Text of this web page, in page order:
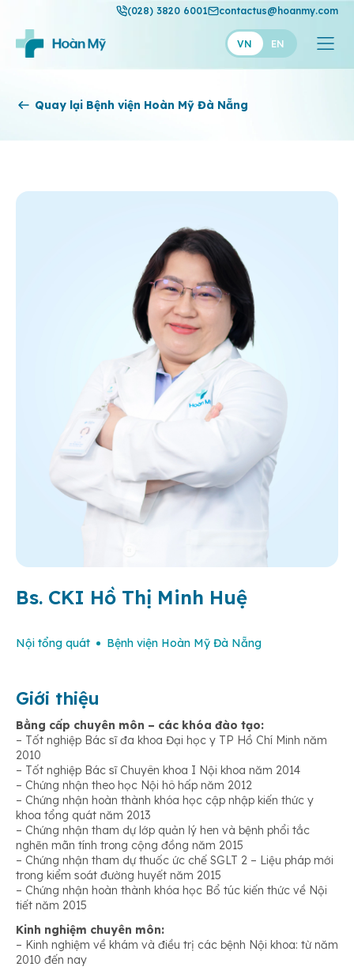
(028) 3820 6001 contactus@hoanmy.com
VN EN
Hoàn Mỹ
Thuận Mỹ
Quay lại Bệnh viện Hoàn Mỹ Đà Nẵng
Bs. CKI Hồ Thị Minh Huệ
Nội tổng quát Bệnh viện Hoàn Mỹ Đà Nẵng
Giới thiệu
Bằng cấp chuyên môn – các khóa đào tạo:
– Tốt nghiệp Bác sĩ đa khoa Đại học y TP Hồ Chí Minh năm
2010
– Tốt nghiệp Bác sĩ Chuyên khoa I Nội khoa năm 2014
– Chứng nhận theo học Nội hô hấp năm 2012
– Chứng nhận hoàn thành khóa học cập nhập kiến thức y
khoa tổng quát năm 2013
– Chứng nhận tham dự lớp quản lý hen và bệnh phổi tắc
nghẽn mãn tính trong cộng đồng năm 2015
– Chứng nhận tham dự thuốc ức chế SGLT 2 – Liệu pháp mới
trong kiểm soát đường huyết năm 2015
– Chứng nhận hoàn thành khóa học Bổ túc kiến thức về Nội
tiết năm 2015
Kinh nghiệm chuyên môn:
– Kinh nghiệm về khám và điều trị các bệnh Nội khoa: từ năm
2010 đến nay